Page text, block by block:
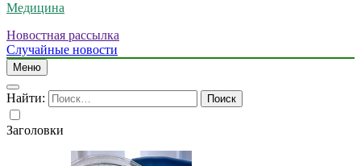
Медицина
Новостная рассылка
Случайные новости
Меню
Найти:
Заголовки